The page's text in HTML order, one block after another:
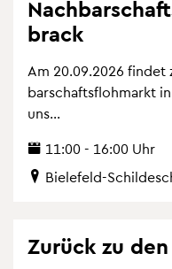
brack
Am 20.09.2026
bar­schafts­floh­markt
uns...
11:00 - 16:00 Uhr
Bie­le­feld-
Zu­rück zu